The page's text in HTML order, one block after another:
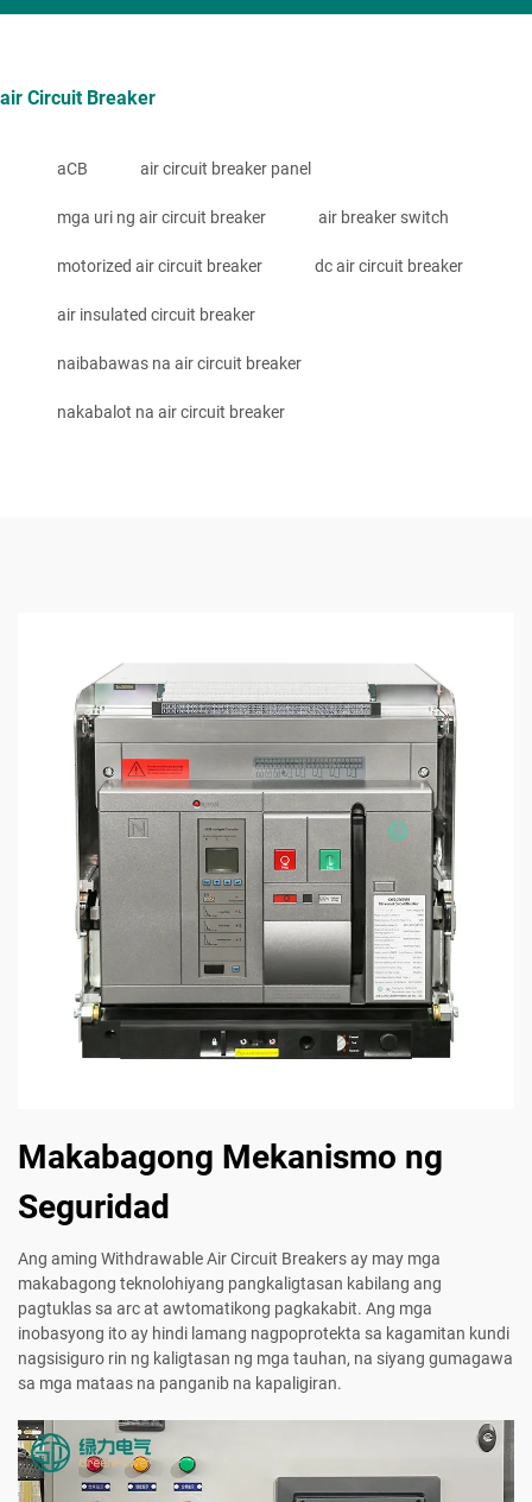
air Circuit Breaker
aCB air circuit breaker panel
mga uri ng air circuit breaker air breaker switch
motorized air circuit breaker dc air circuit breaker
air insulated circuit breaker
naibabawas na air circuit breaker
nakabalot na air circuit breaker
Makabagong Mekanismo ng
Seguridad
Ang aming Withdrawable Air Circuit Breakers ay may mga
makabagong teknolohiyang pangkaligtasan kabilang ang
pagtuklas sa arc at awtomatikong pagkakabit. Ang mga
inobasyong ito ay hindi lamang nagpoprotekta sa kagamitan kundi
nagsisiguro rin ng kaligtasan ng mga tauhan, na siyang gumagawa
sa mga mataas na panganib na kapaligiran.